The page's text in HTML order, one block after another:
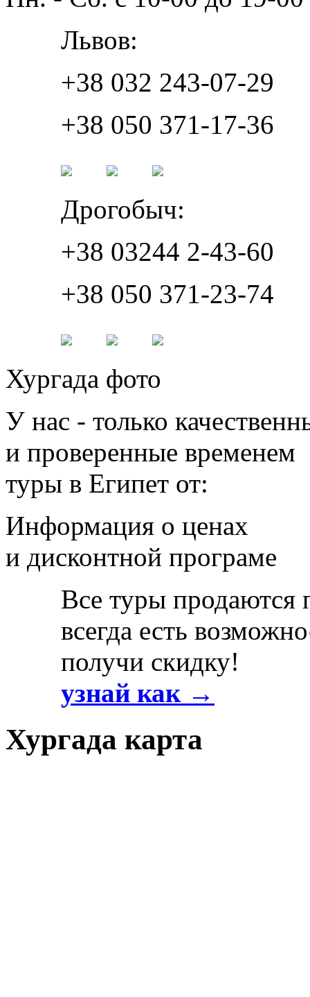
Львов:
+38 032 243-07-29
+38 050 371-17-36
Дрогобыч:
+38 03244 2-43-60
+38 050 371-23-74
Хургада фото
У нас - только
и проверенные временем
туры в Египет от:
Информация о ценах
и дисконтной програме
Все туры продаются
всегда есть
получи скидку!
узнай как →
Хургада карта